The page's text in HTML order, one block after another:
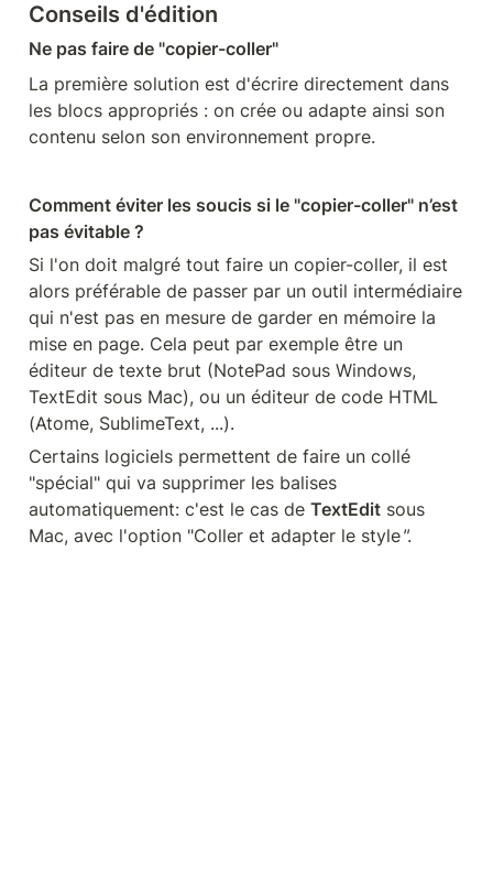
Conseils d'édition
Ne pas faire de "copier-coller"
La première solution est d'écrire directement dans
les blocs appropriés : on crée ou adapte ainsi son
contenu selon son environnement propre.
Comment éviter les soucis si le "copier-coller" n’est
pas évitable ?
Si l'on doit malgré tout faire un copier-coller, il est
alors préférable de passer par un outil intermédiaire
qui n'est pas en mesure de garder en mémoire la
mise en page. Cela peut par exemple être un
éditeur de texte brut (NotePad sous Windows,
TextEdit sous Mac), ou un éditeur de code HTML
(Atome, SublimeText, ...).
Certains logiciels permettent de faire un collé
"spécial" qui va supprimer les balises
automatiquement: c'est le cas de TextEdit sous
Mac, avec l'option "Coller et adapter le style".